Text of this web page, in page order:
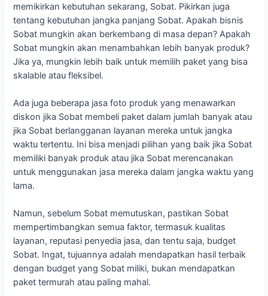
memikirkan kebutuhan sekarang, Sobat. Pikirkan juga
tentang kebutuhan jangka panjang Sobat. Apakah bisnis
Sobat mungkin akan berkembang di masa depan? Apakah
Sobat mungkin akan menambahkan lebih banyak produk?
Jika ya, mungkin lebih baik untuk memilih paket yang bisa
skalable atau fleksibel.
Ada juga beberapa jasa foto produk yang menawarkan
diskon jika Sobat membeli paket dalam jumlah banyak atau
jika Sobat berlangganan layanan mereka untuk jangka
waktu tertentu. Ini bisa menjadi pilihan yang baik jika Sobat
memiliki banyak produk atau jika Sobat merencanakan
untuk menggunakan jasa mereka dalam jangka waktu yang
lama.
Namun, sebelum Sobat memutuskan, pastikan Sobat
mempertimbangkan semua faktor, termasuk kualitas
layanan, reputasi penyedia jasa, dan tentu saja, budget
Sobat. Ingat, tujuannya adalah mendapatkan hasil terbaik
dengan budget yang Sobat miliki, bukan mendapatkan
paket termurah atau paling mahal.